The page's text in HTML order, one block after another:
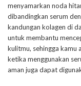
menyamarkan noda
dibandingkan serum
kandungan kolagen di
untuk membantu
kulitmu, sehingga kamu
ketika menggunakan
aman juga dapat